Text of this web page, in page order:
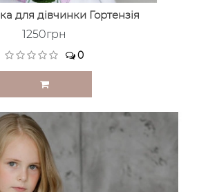
для дівчинки Гортензія
1250грн
0